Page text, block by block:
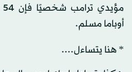
أوباما مسلم.
* هنا يتساءل....